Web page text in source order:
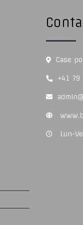
Case
+41 79
Lun-